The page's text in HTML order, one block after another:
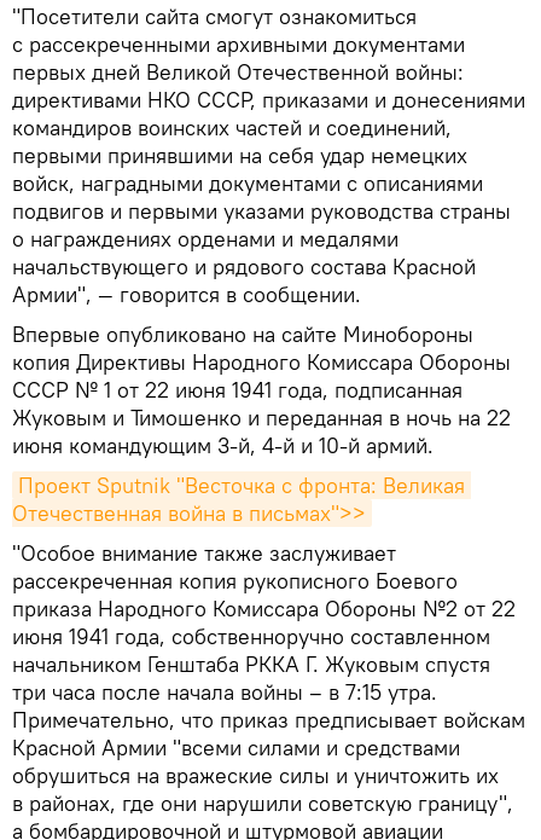
"Посетители сайта смогут ознакомиться
с рассекреченными архивными документами
первых дней Великой Отечественной войны:
директивами НКО СССР, приказами и донесениями
командиров воинских частей и соединений,
первыми принявшими на себя удар немецких
войск, наградными документами с описаниями
подвигов и первыми указами руководства страны
о награждениях орденами и медалями
начальствующего и рядового состава Красной
Армии", — говорится в сообщении.
Впервые опубликовано на сайте Минобороны
копия Директивы Народного Комиссара Обороны
СССР № 1 от 22 июня 1941 года, подписанная
Жуковым и Тимошенко и переданная в ночь на 22
июня командующим 3-й, 4-й и 10-й армий.
Проект Sputnik "Весточка с фронта: Великая
Отечественная война в письмах">>
"Особое внимание также заслуживает
рассекреченная копия рукописного Боевого
приказа Народного Комиссара Обороны №2 от 22
июня 1941 года, собственноручно составленном
начальником Генштаба РККА Г. Жуковым спустя
три часа после начала войны – в 7:15 утра.
Примечательно, что приказ предписывает войскам
Красной Армии "всеми силами и средствами
обрушиться на вражеские силы и уничтожить их
в районах, где они нарушили советскую границу",
а бомбардировочной и штурмовой авиации